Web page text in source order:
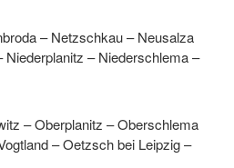
– Netzschkau – Neusalza
Niederplanitz – Niederschlema –
– Oberplanitz – Oberschlema
– Oetzsch bei Leipzig –